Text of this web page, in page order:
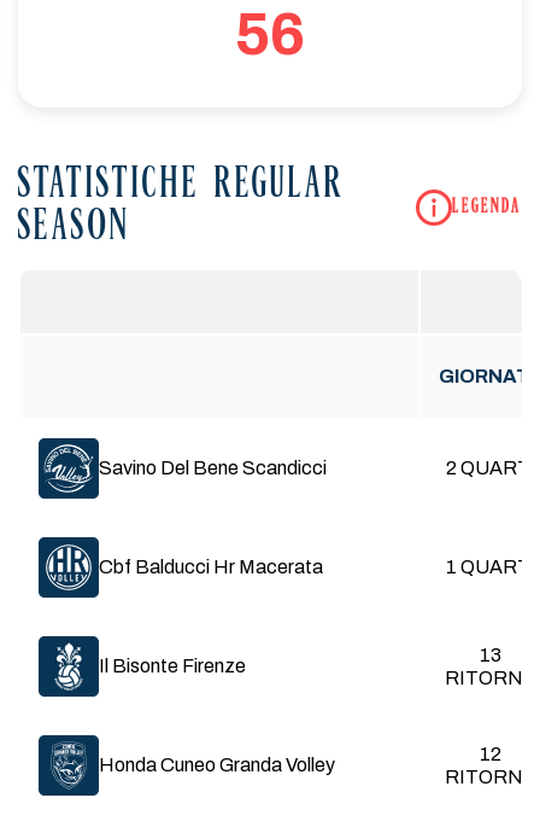
56
STATISTICHE REGULAR
SEASON
LEGENDA
Savino Del Bene Scandicci 2 QUARTI
Cbf Balducci Hr Macerata 1 QUARTI
Il Bisonte Firenze
13
RITORNO
Honda Cuneo Granda Volley
12
RITORNO
Tot Totali